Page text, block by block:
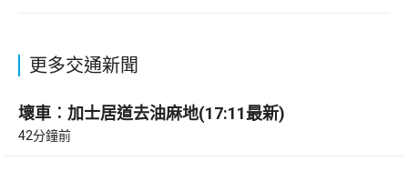
更多交通新聞
壞車︰加士居道去油麻地(17:11最新)
42分鐘前